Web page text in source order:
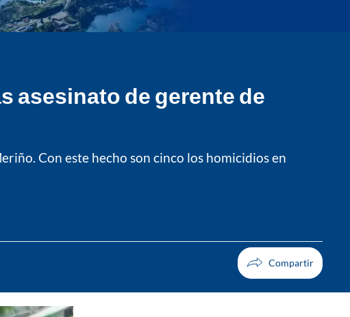
asesinato de gerente de
Con este hecho son cinco los homicidios en